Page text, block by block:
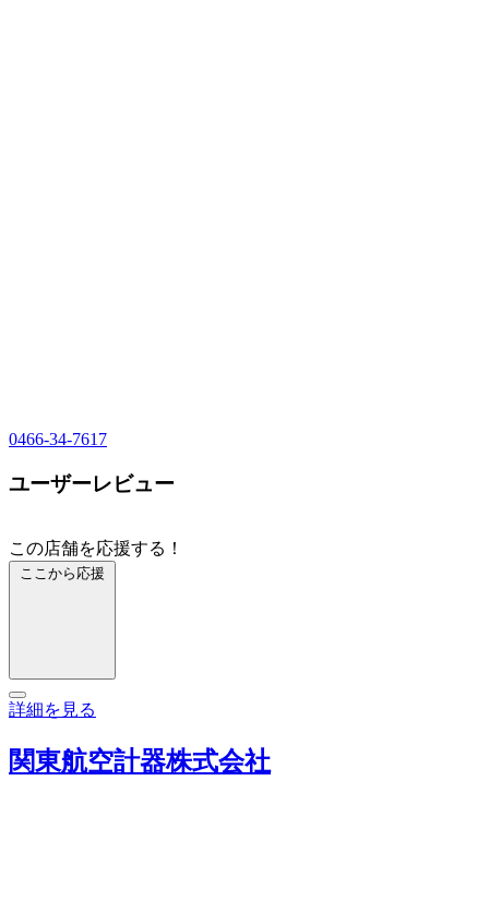
0466-34-7617
ユーザーレビュー
この店舗を応援する！
ここから応援
詳細を見る
関東航空計器株式会社